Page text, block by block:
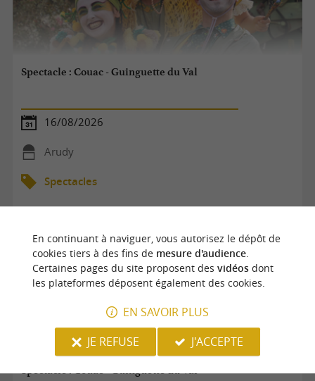
Spectacle : Couac - Guinguette du Val
16/08/2026
Arudy
Spectacles
Spectacle : Couac - Guinguette du Val
En continuant à naviguer, vous autorisez le dépôt de
cookies tiers à des fins de mesure d'audience.
Certaines pages du site proposent des vidéosdont
les plateformes déposent également des cookies.
EN SAVOIR PLUS
JE REFUSE
J'ACCEPTE